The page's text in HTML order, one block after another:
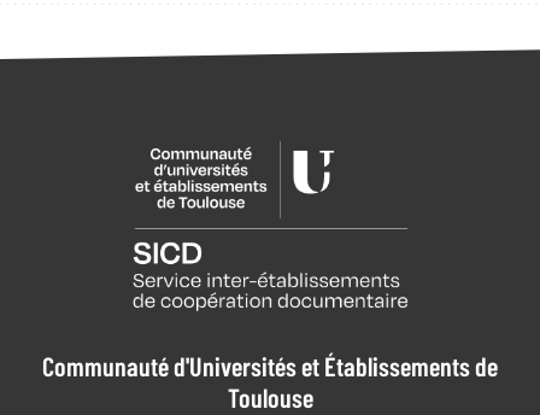
Communauté d'Universités et Établissements de
Toulouse